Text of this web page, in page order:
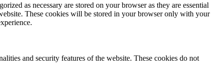
as necessary are stored on your browser as they are essential
These cookies will be stored in your browser only with your
and security features of the website. These cookies do not